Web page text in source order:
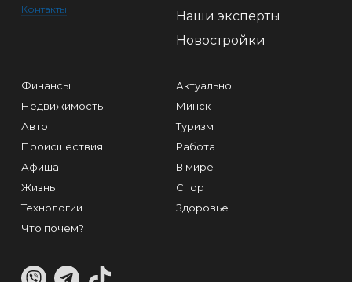
Контакты
Наши эксперты
Новостройки
Финансы
Недвижимость
Авто
Происшествия
Афиша
Жизнь
Технологии
Что почем?
Актуально
Минск
Туризм
Работа
В мире
Спорт
Здоровье